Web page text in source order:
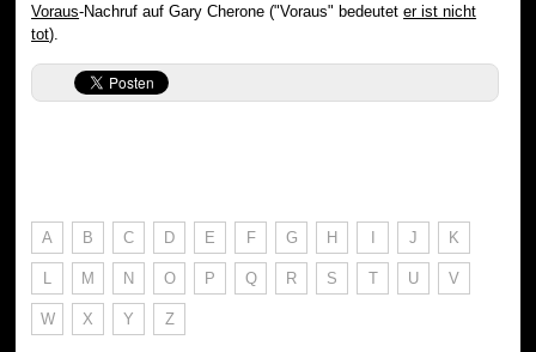
Voraus-Nachruf auf Gary Cherone ("Voraus" bedeuteter ist nicht
tot).
A B C D E F G H I J K
L M N O P Q R S T U V
W X Y Z